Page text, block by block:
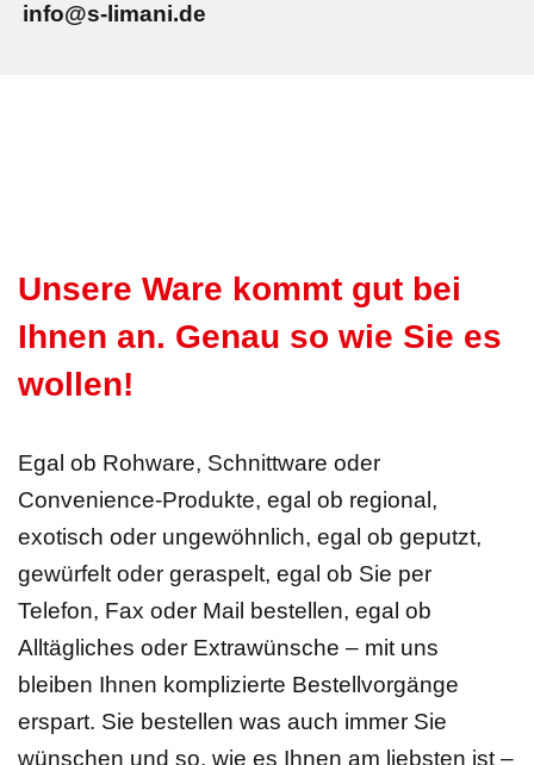
info@s-limani.de
Unsere Ware kommt gut bei
Ihnen an. Genau so wie Sie es
wollen!
Egal ob Rohware, Schnittware oder
Convenience-Produkte, egal ob regional,
exotisch oder ungewöhnlich, egal ob geputzt,
gewürfelt oder geraspelt, egal ob Sie per
Telefon, Fax oder Mail bestellen, egal ob
Alltägliches oder Extrawünsche – mit uns
bleiben Ihnen komplizierte Bestellvorgänge
erspart. Sie bestellen was auch immer Sie
wünschen und so, wie es Ihnen am liebsten ist –